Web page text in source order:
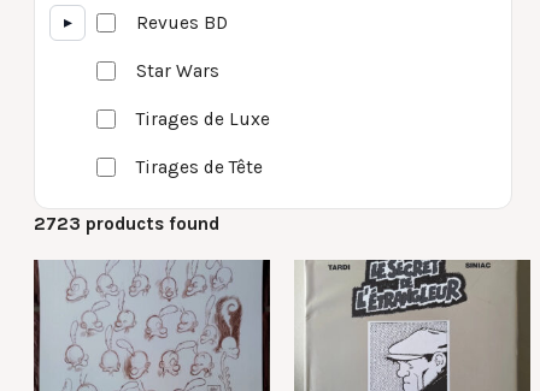
▸ Revues BD
Star Wars
Tirages de Luxe
Tirages de Tête
2723 products found